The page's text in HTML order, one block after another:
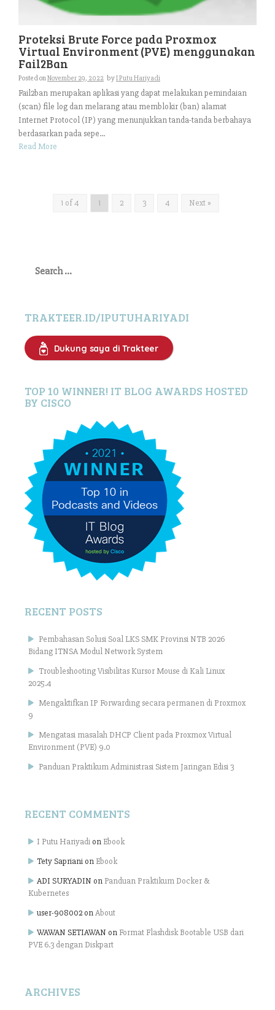
Proteksi Brute Force pada Proxmox
Virtual Environment (PVE) menggunakan
Fail2Ban
Posted onNovember 29, 2022 byI Putu Hariyadi
Fail2ban merupakan aplikasi yang dapat melakukan pemindaian
(scan) file log dan melarang atau memblokir (ban) alamat
Internet Protocol (IP) yang menunjukkan tanda-tanda berbahaya
berdasarkan pada sepe...
Read More
1 of 4 1 2 3 4 Next »
for:
TRAKTEER.ID/IPUTUHARIYADI
Dukung saya di Trakteer
TOP 10 WINNER! IT BLOG AWARDS HOSTED
BY CISCO
RECENT POSTS
Pembahasan Solusi Soal LKS SMK Provinsi NTB 2026
Bidang ITNSA Modul Network System
Troubleshooting Visibilitas Kursor Mouse di Kali Linux
2025.4
Mengaktifkan IP Forwarding secara permanen di Proxmox
9
Mengatasi masalah DHCP Client pada Proxmox Virtual
Environment (PVE) 9.0
Panduan Praktikum Administrasi Sistem Jaringan Edisi 3
RECENT COMMENTS
I Putu Hariyadi on Ebook
Tety Sapriani on Ebook
ADI SURYADIN on Panduan Praktikum Docker &
Kubernetes
user-908002 onAbout
WAWAN SETIAWAN on Format Flashdisk Bootable USB dari
PVE 6.3 dengan Diskpart
ARCHIVES